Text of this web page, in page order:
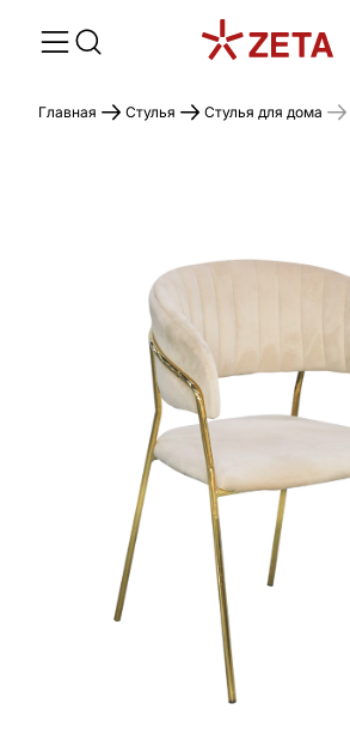
Главная Стулья Стулья для дома